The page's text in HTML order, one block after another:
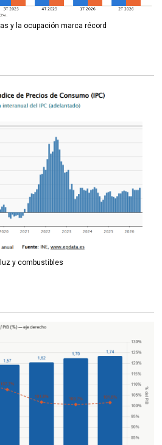
y la ocupación marca récord
luz y combustibles